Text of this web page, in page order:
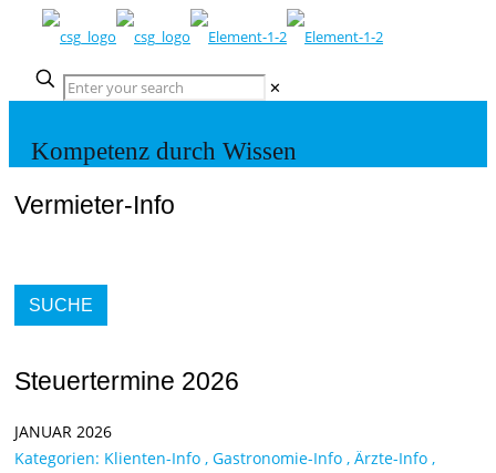
✕
Kompetenz durch Wissen
Vermieter-Info
SUCHE
Steuertermine 2026
JANUAR 2026
Kategorien: Klienten-Info , Gastronomie-Info , Ärzte-Info ,